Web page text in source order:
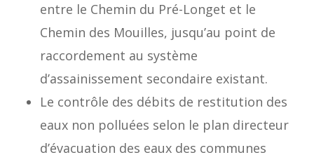
entre le Chemin du Pré-Longet et le
Chemin des Mouilles, jusqu’au point de
raccordement au système
d’assainissement secondaire existant.
Le contrôle des débits de restitution des
eaux non polluées selon le plan directeur
d’évacuation des eaux des communes